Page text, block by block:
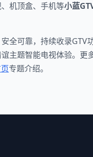
机顶盒、手机等小蓝
全可靠，持续收录GTV
主题智能电视体验。更
专题介绍。